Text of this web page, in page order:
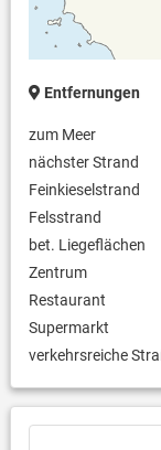
Entfernungen
zum Meer
nächster Strand
Feinkieselstrand
Felsstrand
bet. Liegeflächen
Zentrum
Restaurant
Supermarkt
verkehrsreiche